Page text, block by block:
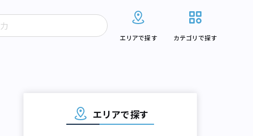
エリアで探す カテゴリで探す
エリアで探す